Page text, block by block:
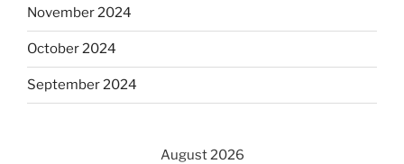
November 2024
October 2024
September 2024
August 2026